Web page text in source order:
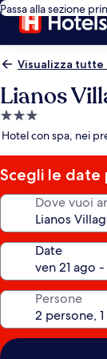
Passa alla sezione
Visualizza
Lianos
Struttura
a
stelle
Hotel con spa, nei
Scegli le date
Dove vuoi
Date
Persone